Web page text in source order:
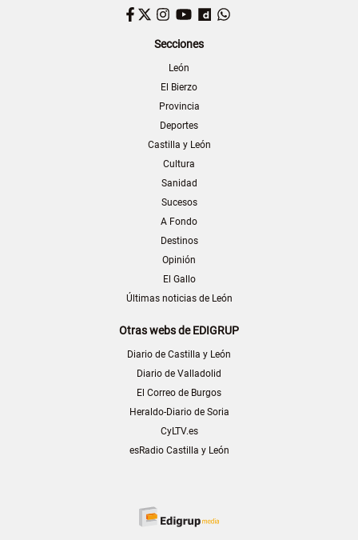
Facebook
TwitterInstagram
YouTubeDailymotion
Secciones
León
El Bierzo
Provincia
Deportes
Castilla y León
Cultura
Sanidad
Sucesos
A Fondo
Destinos
Opinión
El Gallo
Últimas noticias de León
Otras webs de EDIGRUP
Diario de Castilla y León
Diario de Valladolid
El Correo de Burgos
Heraldo-Diario de Soria
CyLTV.es
esRadio Castilla y León